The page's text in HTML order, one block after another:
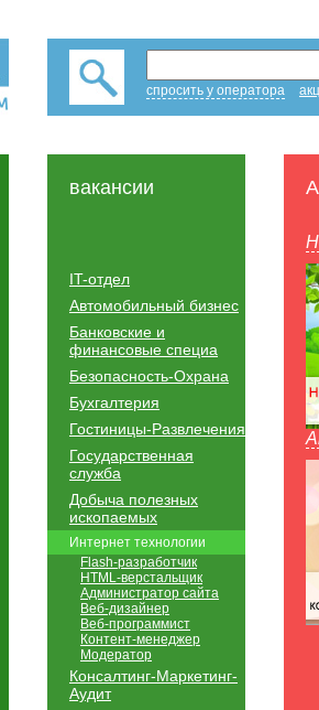
спросить у оператора
вакансии
IT-отдел
Автомобильный бизнес
Банковские и
финансовые специа
Безопасность-Охрана
Бухгалтерия
Гостиницы-Развлечения
Государственная
служба
Добыча полезных
ископаемых
Интернет технологии
Flash-разработчик
HTML-верстальщик
Администратор сайта
Веб-дизайнер
Веб-программист
Контент-менеджер
Модератор
Консалтинг-Маркетинг-
Аудит